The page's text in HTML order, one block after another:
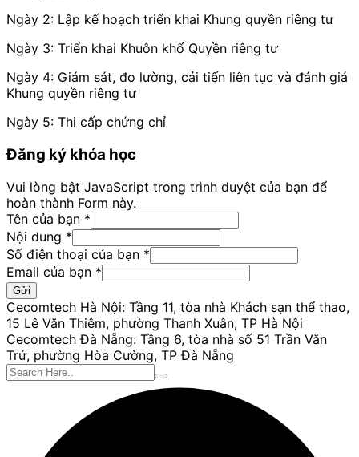
Ngày 2: Lập kế hoạch triển khai Khung quyền riêng tư
Ngày 3: Triển khai Khuôn khổ Quyền riêng tư
Ngày 4: Giám sát, đo lường, cải tiến liên tục và đánh giá
Khung quyền riêng tư
Ngày 5: Thi cấp chứng chỉ
Đăng ký khóa học
Vui lòng bật JavaScript trong trình duyệt của bạn để
hoàn thành Form này.
Tên của bạn *
Nội dung *
Số điện thoại của bạn *
bạn
dung
Nội
Email của bạn *
Gửi
Cecomtech Hà Nội: Tầng 11, tòa nhà Khách sạn thể thao,
15 Lê Văn Thiêm, phường Thanh Xuân, TP Hà Nội
Cecomtech Đà Nẵng: Tầng 6, tòa nhà số 51 Trần Văn
Trứ, phường Hòa Cường, TP Đà Nẵng